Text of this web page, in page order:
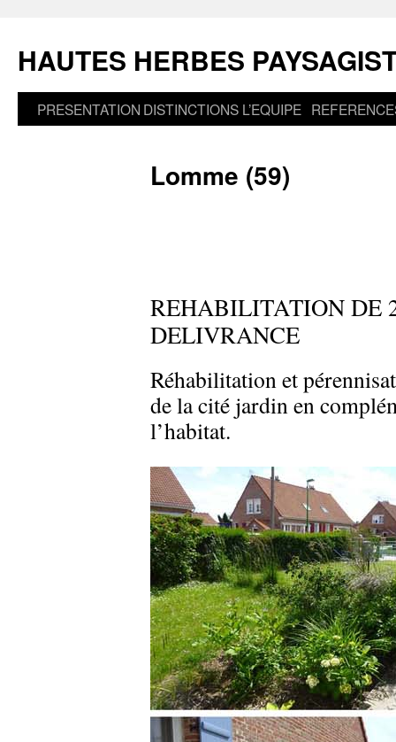
contenu
HAUTES HERBES
PRESENTATION DISTINCTIONS L’EQUIPE
Lomme (59)
REHABILITATION DE
DELIVRANCE
Réhabilitation et
de la cité jardin en
l’habitat.